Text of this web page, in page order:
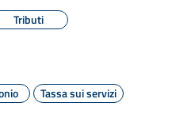
Tributi
Tassa sui servizi